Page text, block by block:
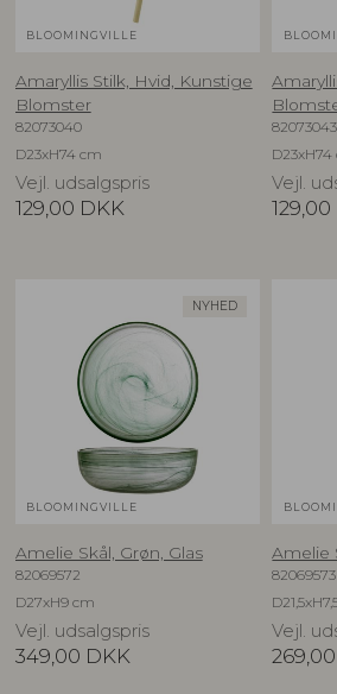
BLOOMINGVILLE
Amaryllis Stilk, Hvid, Kunstige
Blomster
82073040
D23xH74 cm
Vejl. udsalgspris
129,00 DKK
82073043
D23xH74
Vejl.
129,00
NYHED
BLOOMINGVILLE
Amelie Skål, Grøn, Glas
82069572
D27xH9 cm
Vejl. udsalgspris
349,00 DKK
Amelie
82069573
Vejl.
269,00